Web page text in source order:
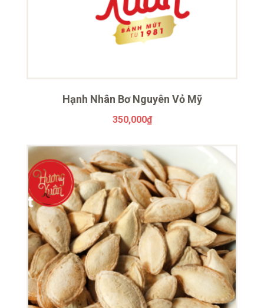
Hạnh Nhân Bơ Nguyên Vỏ Mỹ
350,000₫